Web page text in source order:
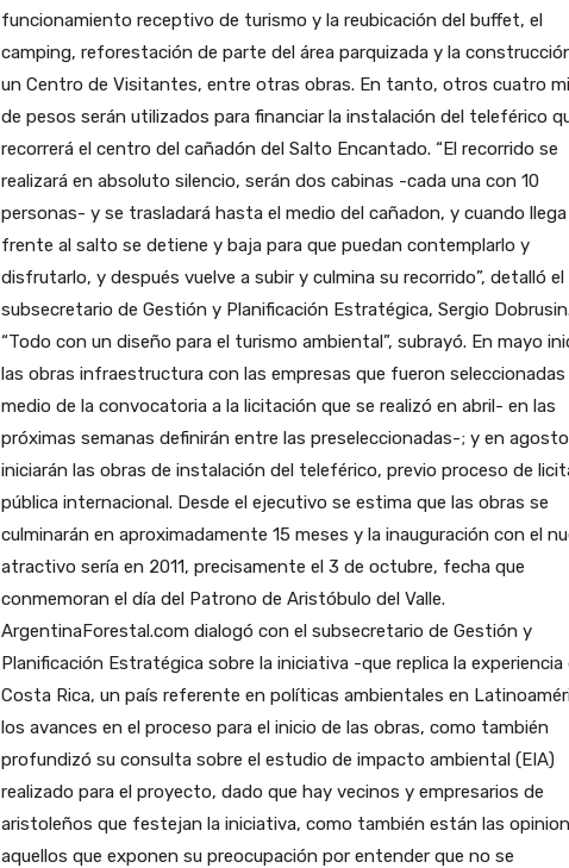
funcionamiento receptivo de turismo y la reubicación del buffet, el
camping, reforestación de parte del área parquizada y la
un Centro de Visitantes, entre otras obras. En tanto, otros cuatro
de pesos serán utilizados para financiar la instalación del teleférico
recorrerá el centro del cañadón del Salto Encantado. “El recorrido se
realizará en absoluto silencio, serán dos cabinas -cada una con 10
personas- y se trasladará hasta el medio del cañadon, y cuando llega
frente al salto se detiene y baja para que puedan contemplarlo y
disfrutarlo, y después vuelve a subir y culmina su recorrido”, detalló el
subsecretario de Gestión y Planificación Estratégica, Sergio Dobrusin.
“Todo con un diseño para el turismo ambiental”, subrayó. En mayo
las obras infraestructura con las empresas que fueron
medio de la convocatoria a la licitación que se realizó en abril- en las
próximas semanas definirán entre las preseleccionadas-; y en agosto
iniciarán las obras de instalación del teleférico, previo proceso de
pública internacional. Desde el ejecutivo se estima que las obras se
culminarán en aproximadamente 15 meses y la inauguración con el
atractivo sería en 2011, precisamente el 3 de octubre, fecha que
conmemoran el día del Patrono de Aristóbulo del Valle.
ArgentinaForestal.com dialogó con el subsecretario de Gestión y
Planificación Estratégica sobre la iniciativa -que replica la experiencia
Costa Rica, un país referente en políticas ambientales en
los avances en el proceso para el inicio de las obras, como también
profundizó su consulta sobre el estudio de impacto ambiental (EIA)
realizado para el proyecto, dado que hay vecinos y empresarios de
aristoleños que festejan la iniciativa, como también están las
aquellos que exponen su preocupación por entender que no se